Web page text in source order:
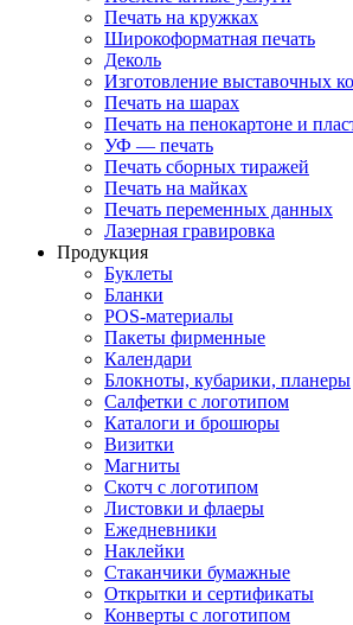
Печать на кружках
Широкоформатная печать
Деколь
Изготовление выставочных
Печать на шарах
Печать на пенокартоне и
УФ — печать
Печать сборных тиражей
Печать на майках
Печать переменных данных
Лазерная гравировка
Продукция
Буклеты
Бланки
POS-материалы
Пакеты фирменные
Календари
Блокноты, кубарики, планеры
Салфетки с логотипом
Каталоги и брошюры
Визитки
Магниты
Скотч с логотипом
Листовки и флаеры
Ежедневники
Наклейки
Стаканчики бумажные
Открытки и сертификаты
Конверты с логотипом